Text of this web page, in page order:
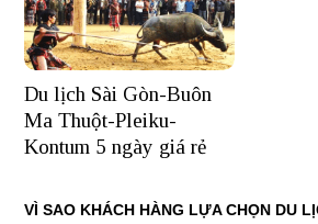
Du lịch Sài Gòn-Buôn
Ma Thuột-Pleiku-
Kontum 5 ngày giá rẻ
VÌ SAO KHÁCH HÀNG LỰA CHỌN DU